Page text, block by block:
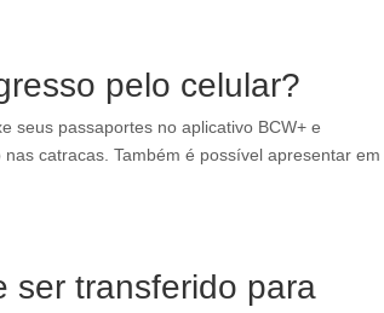
pelo celular?
seus passaportes no aplicativo BCW+ e
catracas. Também é possível apresentar em
ser transferido para